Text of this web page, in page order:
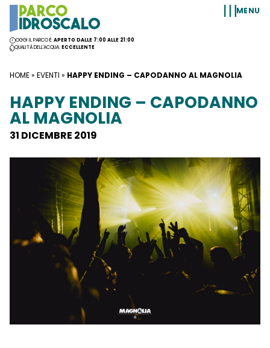
Vai al contenuto
OGGI IL PARCO È:APERTO DALLE 7:00 ALLE 21:00
QUALITÀ DELL'ACQUA:ECCELLENTE
MENU
HOME» EVENTI » HAPPY ENDING – CAPODANNO AL MAGNOLIA
HAPPY ENDING – CAPODANNO
AL MAGNOLIA
31 DICEMBRE 2019